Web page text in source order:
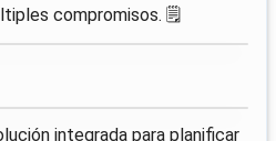
compromisos. 🗒️
integrada para planificar